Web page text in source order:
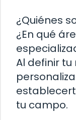
¿Quiénes
¿En qué
Al definir
tu campo.